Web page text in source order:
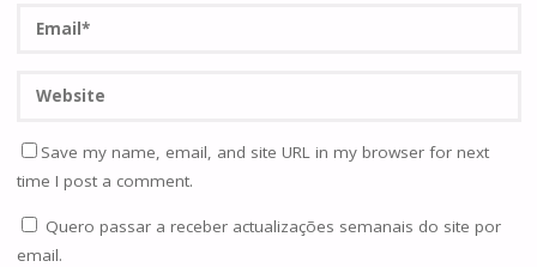
Save my name, email, and site URL in my browser for next
time I post a comment.
Quero passar a receber actualizações semanais do site por
email.